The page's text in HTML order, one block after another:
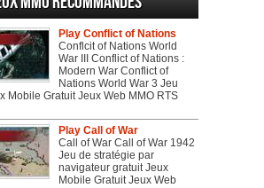
Play Conflict of Nations
Conflcit of Nations World
War III Conflict of Nations :
Modern War Conflict of
Nations World War 3 Jeu
Mobile Gratuit Jeux Web MMO RTS
Play Call of War
Call of War Call of War 1942
Jeu de stratégie par
navigateur gratuit Jeux
Mobile Gratuit Jeux Web